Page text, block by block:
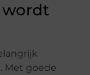
Met goede